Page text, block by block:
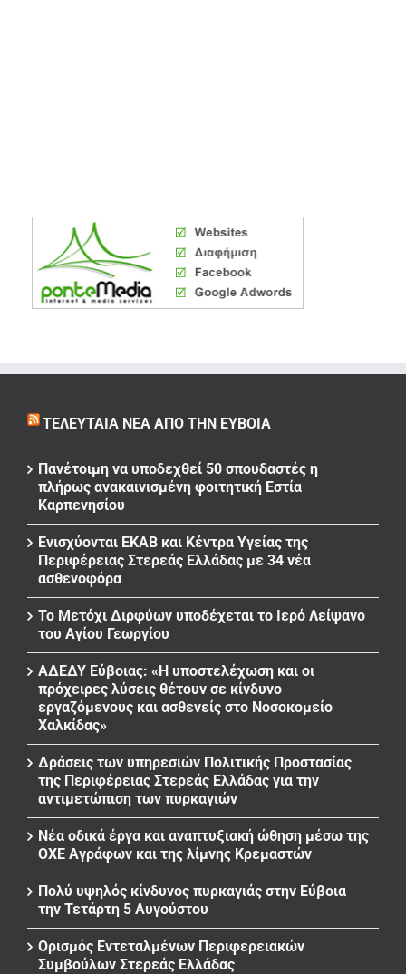
ΤΕΛΕΥΤΑΊΑ ΝΈΑ ΑΠΌ ΤΗΝ ΕΎΒΟΙΑ
Πανέτοιμη να υποδεχθεί 50 σπουδαστές η
πλήρως ανακαινισμένη φοιτητική Εστία
Καρπενησίου
Ενισχύονται ΕΚΑΒ και Κέντρα Υγείας της
Περιφέρειας Στερεάς Ελλάδας με 34 νέα
ασθενοφόρα
Το Μετόχι Διρφύων υποδέχεται το Ιερό Λείψανο
του Αγίου Γεωργίου
ΑΔΕΔΥ Εύβοιας: «Η υποστελέχωση και οι
πρόχειρες λύσεις θέτουν σε κίνδυνο
εργαζόμενους και ασθενείς στο Νοσοκομείο
Χαλκίδας»
Δράσεις των υπηρεσιών Πολιτικής Προστασίας
της Περιφέρειας Στερεάς Ελλάδας για την
αντιμετώπιση των πυρκαγιών
Νέα οδικά έργα και αναπτυξιακή ώθηση μέσω της
ΟΧΕ Αγράφων και της λίμνης Κρεμαστών
Πολύ υψηλός κίνδυνος πυρκαγιάς στην Εύβοια
την Τετάρτη 5 Αυγούστου
Ορισμός Εντεταλμένων Περιφερειακών
Συμβούλων Στερεάς Ελλάδας